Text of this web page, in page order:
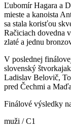
Ľubomír Hagara a
mieste a kanoista
sa stala korisťou
Račiciach dovedna
zlaté a jednu
V poslednej
slovenský
Ladislav Belovič,
pred Čechmi a
Finálové výsledky
muži / C1